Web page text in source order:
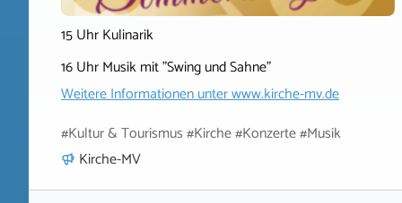
15 Uhr Kulinarik
16 Uhr Musik mit "Swing und Sahne"
Weitere Informationen unterwww.kirche-mv.de
#Kultur & Tourismus #Kirche #Konzerte #Musik
Kirche-MV